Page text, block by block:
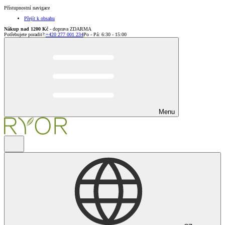
Přístupnostní navigace
Přejít k obsahu
Nákup nad 1200 Kč - doprava ZDARMA
Potřebujete poradit?:+420 277 001 234Po - Pá: 6:30 - 15:00
Menu